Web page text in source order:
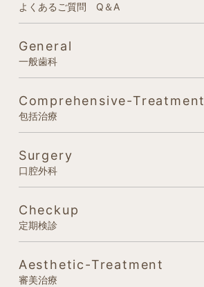
よくあるご質問 Q＆A
General
一般歯科
Comprehensive-Treatment
包括治療
Surgery
口腔外科
Checkup
定期検診
Aesthetic-Treatment
審美治療